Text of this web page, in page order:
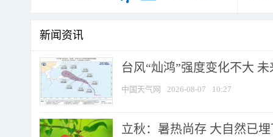
新闻资讯
台风“灿鸿”强度变化不大
中国天气网 2026-08-07 10:27
立秋：暑热尚存 大自然已